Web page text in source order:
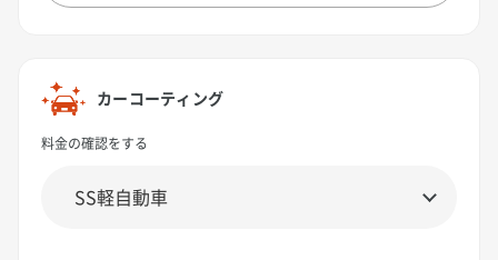
カーコーティング
料金の確認をする